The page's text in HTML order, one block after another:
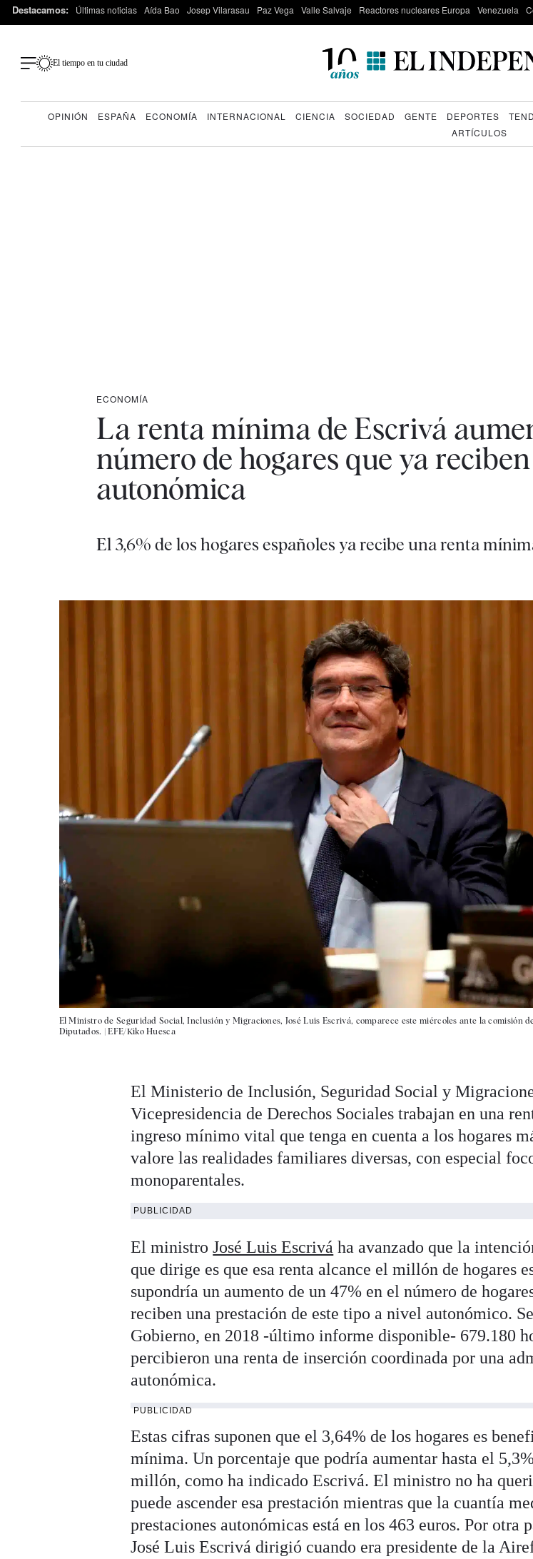
Destacamos: Últimas noticias Aída Bao Josep Vilarasau Paz Vega Valle Salvaje Reactores nucleares Europa Venezuela
El tiempo en tu ciudad
OPINIÓN ESPAÑA ECONOMÍA INTERNACIONAL CIENCIA SOCIEDAD GENTE DEPORTES
ARTÍCULOS
ECONOMÍA
La renta mínima de Escrivá
número de hogares que ya
autonómica
El 3,6% de los hogares españoles ya recibe una renta
El Ministro de Seguridad Social, Inclusión y Migraciones, José Luis Escrivá, comparece este miércoles ante la comisión
Diputados. |EFE/Kiko Huesca
El Ministerio de Inclusión, Seguridad Social y
Vicepresidencia de Derechos Sociales trabajan en una
ingreso mínimo vital que tenga en cuenta a los hogares
valore las realidades familiares diversas, con especial
monoparentales.
PUBLICIDAD
El ministroJosé Luis Escrivá ha avanzado que la
que dirige es que esa renta alcance el millón de hogares
supondría un aumento de un 47% en el número de
reciben una prestación de este tipo a nivel autonómico.
Gobierno, en 2018 -último informe disponible- 679.180
percibieron una renta de inserción coordinada por una
autonómica.
PUBLICIDAD
Estas cifras suponen que el 3,64% de los hogares es
mínima. Un porcentaje que podría aumentar hasta el
millón, como ha indicado Escrivá. El ministro no ha
puede ascender esa prestación mientras que la cuantía
prestaciones autonómicas está en los 463 euros. Por otra
José Luis Escrivá dirigió cuando era presidente de la